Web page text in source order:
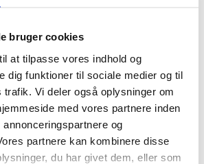
bruger cookies
at tilpasse vores indhold og
dig funktioner til sociale medier og til
Vi deler også oplysninger om
med vores partnere inden
og
partnere kan kombinere disse
du har givet dem, eller som
løber af stablen, kan du møde os på messen og
til håndtering af tunge emner.
vi løsninger, der er udviklet til opgaver, hvor glas,
skal løftes, flyttes og monteres sikkert og præcist.
hvor kompakte maskiner, høj